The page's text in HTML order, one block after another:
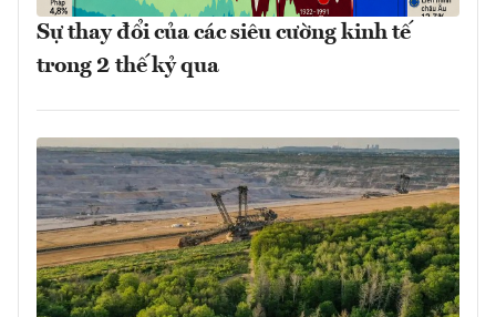
Sự thay đổi của các siêu cường kinh tế
trong 2 thế kỷ qua